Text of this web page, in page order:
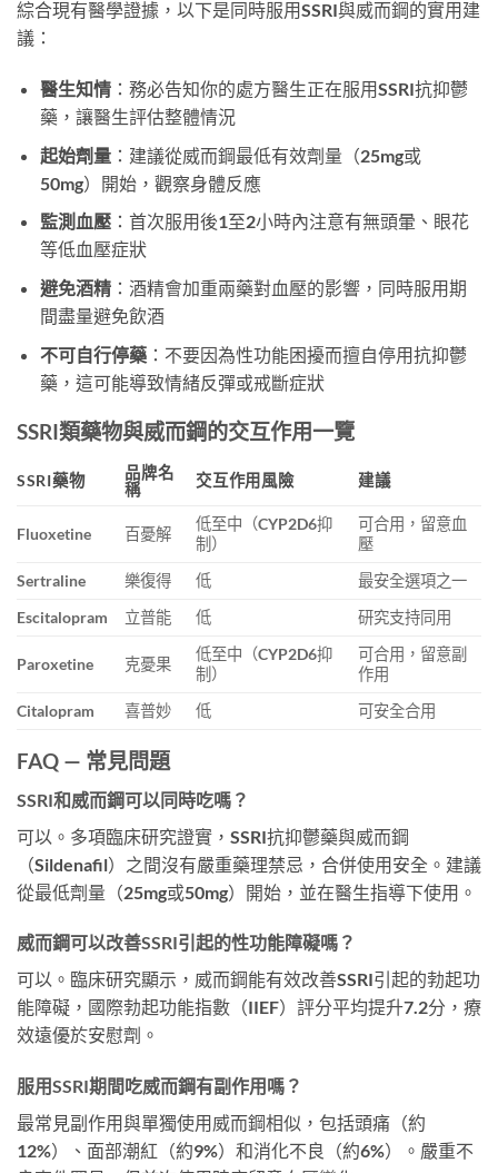
綜合現有醫學證據，以下是同時服用SSRI與威而鋼的實用建
議：
醫生知情：務必告知你的處方醫生正在服用SSRI抗抑鬱
藥，讓醫生評估整體情況
起始劑量：建議從威而鋼最低有效劑量（25mg或
50mg）開始，觀察身體反應
監測血壓：首次服用後1至2小時內注意有無頭暈、眼花
等低血壓症狀
避免酒精：酒精會加重兩藥對血壓的影響，同時服用期
間盡量避免飲酒
不可自行停藥：不要因為性功能困擾而擅自停用抗抑鬱
藥，這可能導致情緒反彈或戒斷症狀
SSRI類藥物與威而鋼的交互作用一覽
SSRI藥物
品牌名
稱
交互作用風險 建議
Fluoxetine 百憂解
低至中（CYP2D6抑
制）
可合用，留意血
壓
Sertraline
樂復得 低
最安全選項之一
Escitalopram
立普能 低 研究支持同用
Paroxetine 克憂果
低至中（CYP2D6抑
制）
可合用，留意副
作用
Citalopram
喜普妙 低 可安全合用
FAQ — 常見問題
SSRI和威而鋼可以同時吃嗎？
可以。多項臨床研究證實，SSRI抗抑鬱藥與威而鋼
（Sildenafil）之間沒有嚴重藥理禁忌，合併使用安全。建議
從最低劑量（25mg或50mg）開始，並在醫生指導下使用。
威而鋼可以改善SSRI引起的性功能障礙嗎？
可以。臨床研究顯示，威而鋼能有效改善SSRI引起的勃起功
能障礙，國際勃起功能指數（IIEF）評分平均提升7.2分，療
效遠優於安慰劑。
服用SSRI期間吃威而鋼有副作用嗎？
最常見副作用與單獨使用威而鋼相似，包括頭痛（約
12%）、面部潮紅（約9%）和消化不良（約6%）。嚴重不